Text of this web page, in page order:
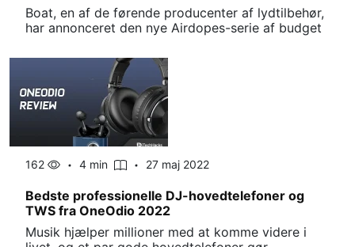
Boat, en af ​​de førende producenter af lydtilbehør,
har annonceret den nye Airdopes-serie af budget
162 4 min 27 maj 2022
Bedste professionelle DJ-hovedtelefoner og
TWS fra OneOdio 2022
Musik hjælper millioner med at komme videre i